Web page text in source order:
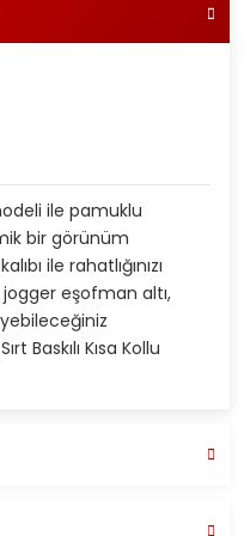
ile pamuklu
bir görünüm
ile rahatlığınızı
eşofman altı,
Sırt Baskılı Kısa Kollu